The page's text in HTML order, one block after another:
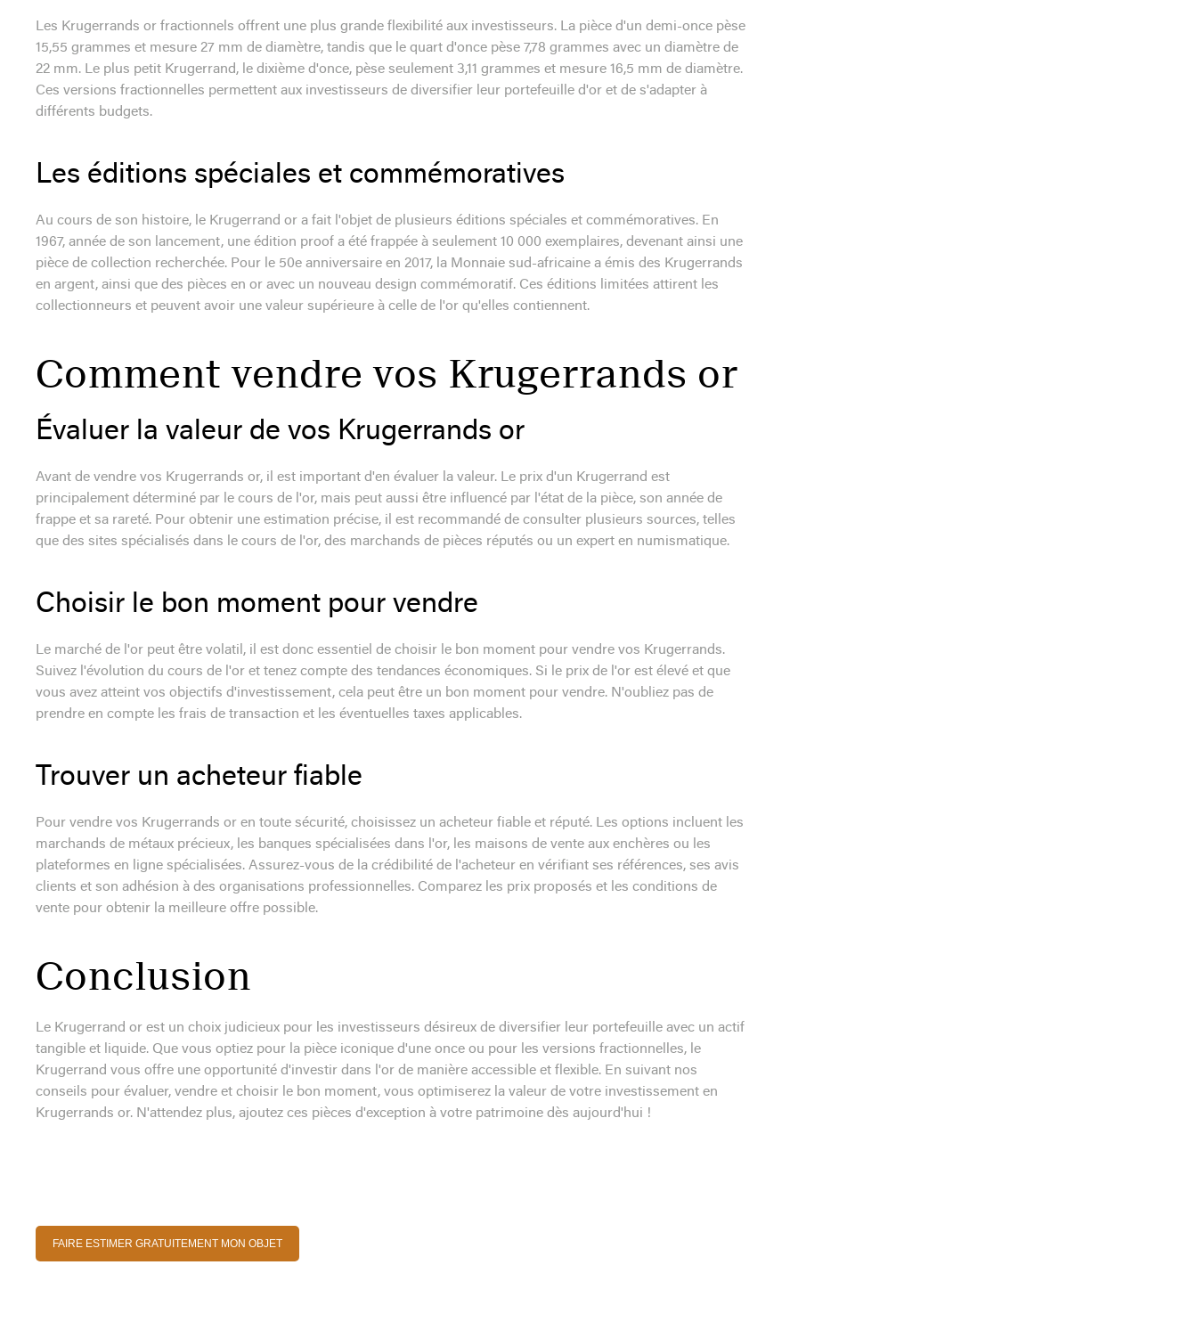
Les Krugerrands or fractionnels offrent une plus grande flexibilité aux investisseurs. La pièce d'un demi-once pèse
15,55 grammes et mesure 27 mm de diamètre, tandis que le quart d'once pèse 7,78 grammes avec un diamètre de
22 mm. Le plus petit Krugerrand, le dixième d'once, pèse seulement 3,11 grammes et mesure 16,5 mm de diamètre.
Ces versions fractionnelles permettent aux investisseurs de diversifier leur portefeuille d'or et de s'adapter à
différents budgets.
Les éditions spéciales et commémoratives
Au cours de son histoire, le Krugerrand or a fait l'objet de plusieurs éditions spéciales et commémoratives. En
1967, année de son lancement, une édition proof a été frappée à seulement 10 000 exemplaires, devenant ainsi une
pièce de collection recherchée. Pour le 50e anniversaire en 2017, la Monnaie sud-africaine a émis des Krugerrands
en argent, ainsi que des pièces en or avec un nouveau design commémoratif. Ces éditions limitées attirent les
collectionneurs et peuvent avoir une valeur supérieure à celle de l'or qu'elles contiennent.
Comment vendre vos Krugerrands or
Évaluer la valeur de vos Krugerrands or
Avant de vendre vos Krugerrands or, il est important d'en évaluer la valeur. Le prix d'un Krugerrand est
principalement déterminé par le cours de l'or, mais peut aussi être influencé par l'état de la pièce, son année de
frappe et sa rareté. Pour obtenir une estimation précise, il est recommandé de consulter plusieurs sources, telles
que des sites spécialisés dans le cours de l'or, des marchands de pièces réputés ou un expert en numismatique.
Choisir le bon moment pour vendre
Le marché de l'or peut être volatil, il est donc essentiel de choisir le bon moment pour vendre vos Krugerrands.
Suivez l'évolution du cours de l'or et tenez compte des tendances économiques. Si le prix de l'or est élevé et que
vous avez atteint vos objectifs d'investissement, cela peut être un bon moment pour vendre. N'oubliez pas de
prendre en compte les frais de transaction et les éventuelles taxes applicables.
Trouver un acheteur fiable
Pour vendre vos Krugerrands or en toute sécurité, choisissez un acheteur fiable et réputé. Les options incluent les
marchands de métaux précieux, les banques spécialisées dans l'or, les maisons de vente aux enchères ou les
plateformes en ligne spécialisées. Assurez-vous de la crédibilité de l'acheteur en vérifiant ses références, ses avis
clients et son adhésion à des organisations professionnelles. Comparez les prix proposés et les conditions de
vente pour obtenir la meilleure offre possible.
Conclusion
Le Krugerrand or est un choix judicieux pour les investisseurs désireux de diversifier leur portefeuille avec un actif
tangible et liquide. Que vous optiez pour la pièce iconique d'une once ou pour les versions fractionnelles, le
Krugerrand vous offre une opportunité d'investir dans l'or de manière accessible et flexible. En suivant nos
conseils pour évaluer, vendre et choisir le bon moment, vous optimiserez la valeur de votre investissement en
Krugerrands or. N'attendez plus, ajoutez ces pièces d'exception à votre patrimoine dès aujourd'hui !
FAIRE ESTIMER GRATUITEMENT MON OBJET